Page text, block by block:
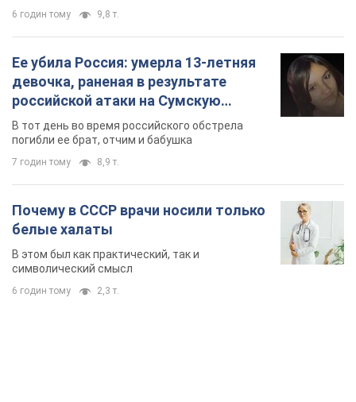
6 годин тому 9,8 т.
Ее убила Россия: умерла 13-летняя
девочка, раненая в результате
российской атаки на Сумскую
область. Фото
В тот день во время российского обстрела
погибли ее брат, отчим и бабушка
7 годин тому 8,9 т.
Почему в СССР врачи носили только
белые халаты
В этом был как практический, так и
символический смысл
6 годин тому 2,3 т.